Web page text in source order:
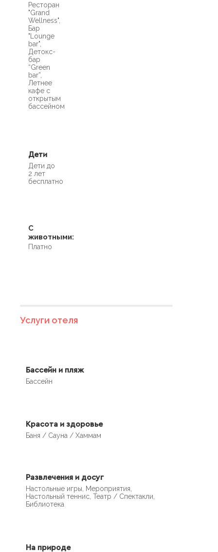
Ресторан
"Grand
Wellness",
Бар
"Lounge
bar",
Детокс-
бар
“Green
bar”,
Летнее
кафе с
открытым
бассейном
Дети
Дети до
2 лет
бесплатно
С
животными:
Платно
Услуги отеля
Бассейн и пляж
Бассейн
Красота и здоровье
Баня / Сауна / Хаммам
Развлечения и досуг
Настольные игры, Мероприятия,
Настольный теннис, Театр / Спектакли,
Библиотека
На природе